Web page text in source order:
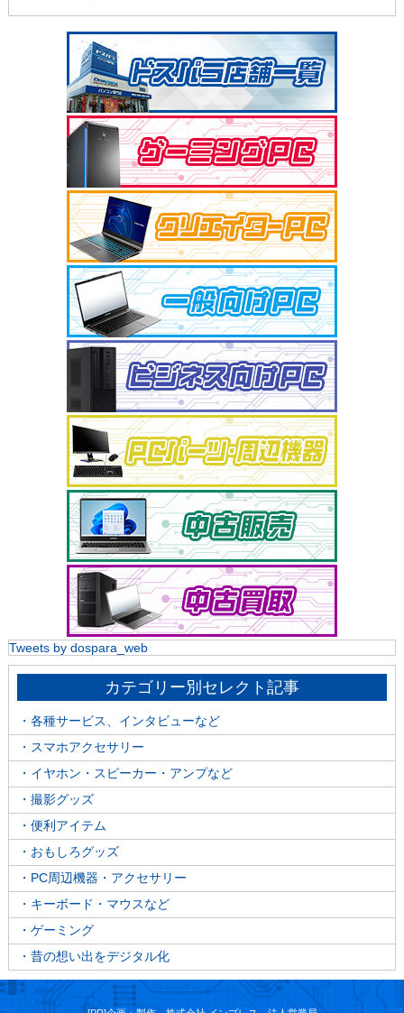
Tweets by dospara_web
カテゴリー別セレクト記事
・各種サービス、インタビューなど
・スマホアクセサリー
・イヤホン・スピーカー・アンプなど
・撮影グッズ
・便利アイテム
・おもしろグッズ
・PC周辺機器・アクセサリー
・キーボード・マウスなど
・ゲーミング
・昔の想い出をデジタル化